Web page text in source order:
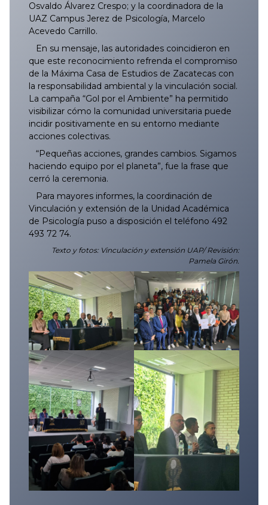
Osvaldo Álvarez Crespo; y la coordinadora de la
UAZ Campus Jerez de Psicología, Marcelo
Acevedo Carrillo.
En su mensaje, las autoridades coincidieron en
que este reconocimiento refrenda el compromiso
de la Máxima Casa de Estudios de Zacatecas con
la responsabilidad ambiental y la vinculación social.
La campaña “Gol por el Ambiente” ha permitido
visibilizar cómo la comunidad universitaria puede
incidir positivamente en su entorno mediante
acciones colectivas.
“Pequeñas acciones, grandes cambios. Sigamos
haciendo equipo por el planeta”, fue la frase que
cerró la ceremonia.
Para mayores informes, la coordinación de
Vinculación y extensión de la Unidad Académica
de Psicología puso a disposición el teléfono 492
493 72 74.
Texto y fotos: Vinculación y extensión UAP/ Revisión:
Pamela Girón.